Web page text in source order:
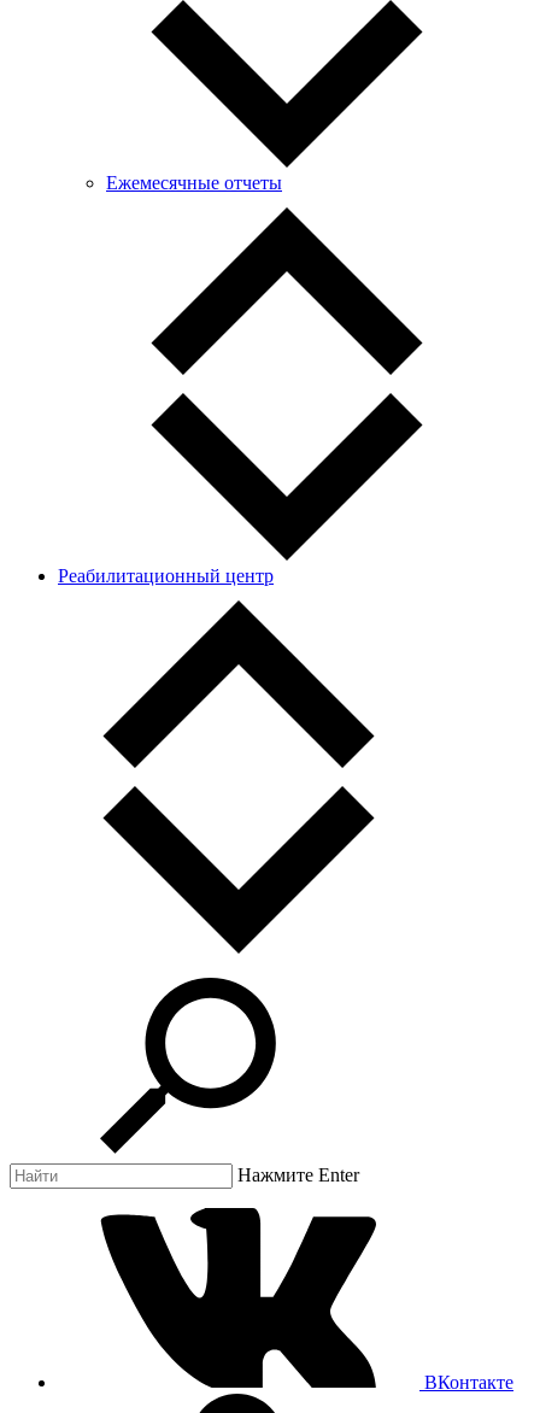
Ежемесячные отчеты
Реабилитационный центр
Нажмите Enter
ВКонтакте